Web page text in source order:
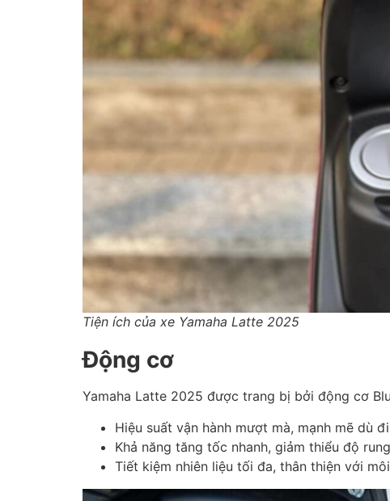
Tiện ích của xe Yamaha Latte 2025
Động cơ
Yamaha Latte 2025 được trang bị bởi động cơ
Hiệu suất vận hành mượt mà, mạnh mẽ dù
Khả năng tăng tốc nhanh, giảm thiểu độ
Tiết kiệm nhiên liệu tối đa, thân thiện với